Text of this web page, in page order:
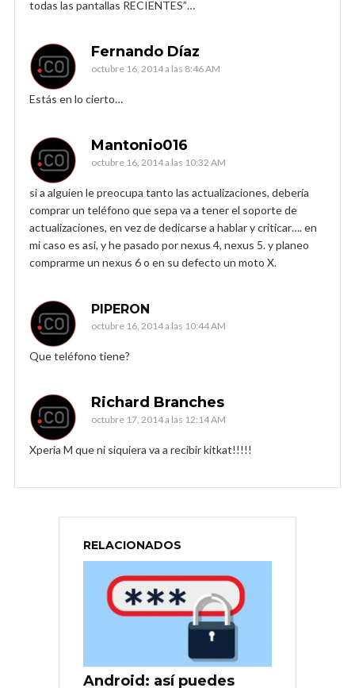
todas las pantallas RECIENTES”…
Fernando Díaz
octubre 16, 2014 a las 8:46 AM
Estás en lo cierto…
Mantonio016
octubre 16, 2014 a las 10:32 AM
si a alguien le preocupa tanto las actualizaciones, debería
comprar un teléfono que sepa va a tener el soporte de
actualizaciones, en vez de dedicarse a hablar y criticar…. en
mi caso es asi, y he pasado por nexus 4, nexus 5. y planeo
comprarme un nexus 6 o en su defecto un moto X.
PIPERON
octubre 16, 2014 a las 10:44 AM
Que teléfono tiene?
Richard Branches
octubre 17, 2014 a las 12:14 AM
Xperia M que ni siquiera va a recibir kitkat!!!!!
RELACIONADOS
Android: así puedes